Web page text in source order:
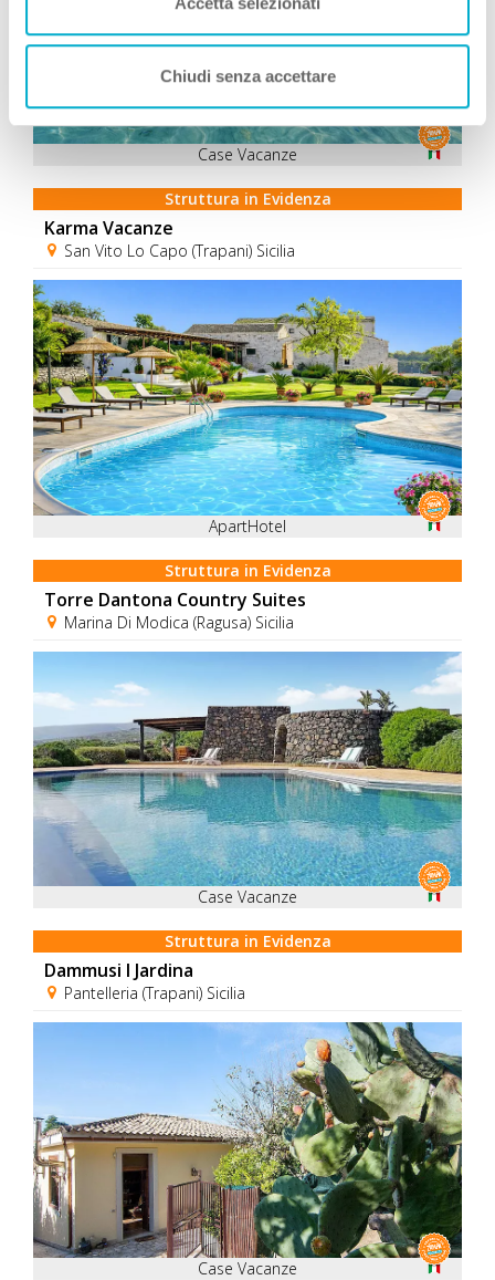
Chiudi senza accettare
Case Vacanze
Struttura in Evidenza
Karma Vacanze
San Vito Lo Capo (Trapani) Sicilia
ApartHotel
Struttura in Evidenza
Torre Dantona Country Suites
Marina Di Modica (Ragusa) Sicilia
Case Vacanze
Struttura in Evidenza
Dammusi I Jardina
Pantelleria (Trapani) Sicilia
Case Vacanze